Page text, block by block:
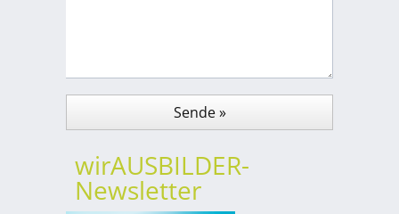
wirAUSBILDER-
Newsletter